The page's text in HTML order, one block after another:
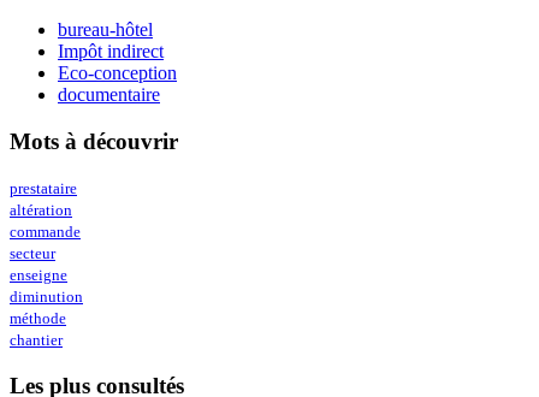
bureau-hôtel
Impôt indirect
Eco-conception
documentaire
Mots à découvrir
prestataire
altération
commande
secteur
enseigne
diminution
méthode
chantier
Les plus consultés